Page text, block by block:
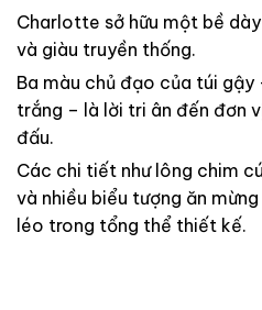
Charlotte sở hữu một bề
và giàu truyền thống.
Ba màu chủ đạo của túi gậy
trắng – là lời tri ân đến đơn
đấu.
Các chi tiết như lông chim
và nhiều biểu tượng ăn
léo trong tổng thể thiết kế.